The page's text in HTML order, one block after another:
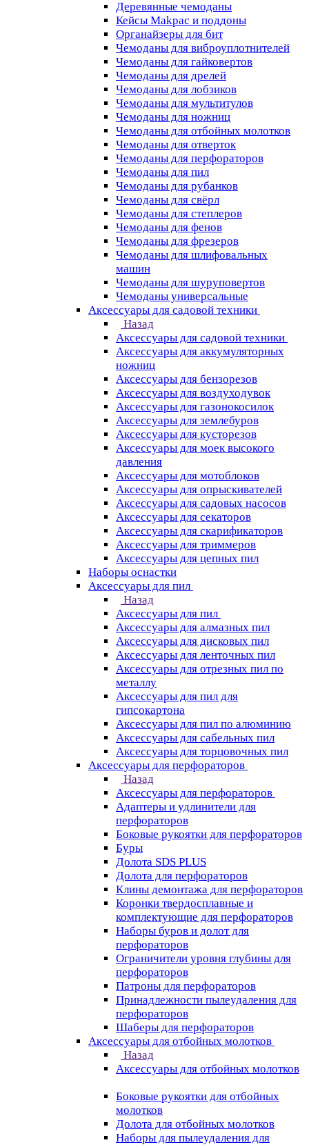
Деревянные чемоданы
Кейсы Makpac и поддоны
Органайзеры для бит
Чемоданы для виброуплотнителей
Чемоданы для гайковертов
Чемоданы для дрелей
Чемоданы для лобзиков
Чемоданы для мультитулов
Чемоданы для ножниц
Чемоданы для отбойных молотков
Чемоданы для отверток
Чемоданы для перфораторов
Чемоданы для пил
Чемоданы для рубанков
Чемоданы для свёрл
Чемоданы для степлеров
Чемоданы для фенов
Чемоданы для фрезеров
Чемоданы для шлифовальных
машин
Чемоданы для шуруповертов
Чемоданы универсальные
Аксессуары для садовой техники
Назад
Аксессуары для садовой техники
Аксессуары для аккумуляторных
ножниц
Аксессуары для бензорезов
Аксессуары для воздуходувок
Аксессуары для газонокосилок
Аксессуары для землебуров
Аксессуары для кусторезов
Аксессуары для моек высокого
давления
Аксессуары для мотоблоков
Аксессуары для опрыскивателей
Аксессуары для садовых насосов
Аксессуары для секаторов
Аксессуары для скарификаторов
Аксессуары для триммеров
Аксессуары для цепных пил
Наборы оснастки
Аксессуары для пил
Назад
Аксессуары для пил
Аксессуары для алмазных пил
Аксессуары для дисковых пил
Аксессуары для ленточных пил
Аксессуары для отрезных пил по
металлу
Аксессуары для пил для
гипсокартона
Аксессуары для пил по алюминию
Аксессуары для сабельных пил
Аксессуары для торцовочных пил
Аксессуары для перфораторов
Назад
Аксессуары для перфораторов
Адаптеры и удлинители для
перфораторов
Боковые рукоятки для перфораторов
Буры
Долота SDS PLUS
Долота для перфораторов
Клины демонтажа для перфораторов
Коронки твердосплавные и
комплектующие для перфораторов
Наборы буров и долот для
перфораторов
Ограничители уровня глубины для
перфораторов
Патроны для перфораторов
Принадлежности пылеудаления для
перфораторов
Шаберы для перфораторов
Аксессуары для отбойных молотков
Назад
Аксессуары для отбойных молотков
Боковые рукоятки для отбойных
молотков
Долота для отбойных молотков
Наборы для пылеудаления для